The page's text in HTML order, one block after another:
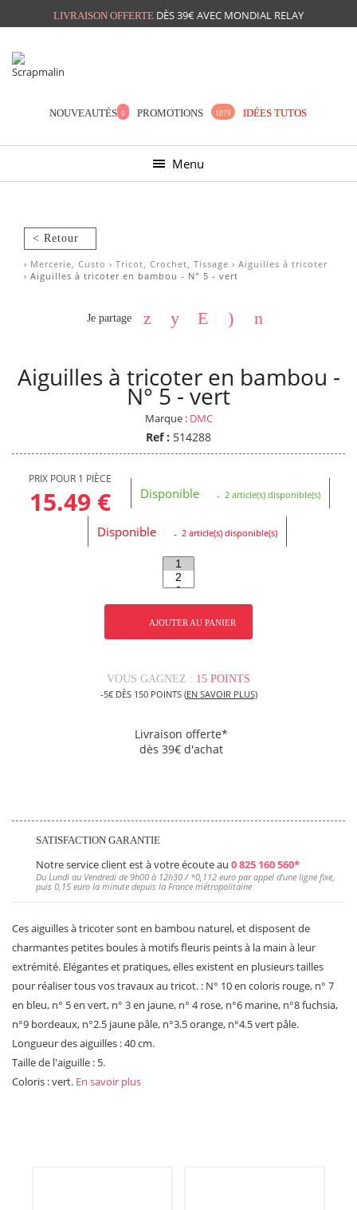
LIVRAISON OFFERTE DÈS 39€ AVEC MONDIAL RELAY
NOUVEAUTÉS 0 PROMOTIONS 1079 IDÉES TUTOS
Menu
< Retour
› Mercerie, Custo › Tricot, Crochet, Tissage › Aiguilles à tricoter
› Aiguilles à tricoter en bambou - N° 5 - vert
Je partage
Aiguilles à tricoter en bambou -
N° 5 - vert
Marque : DMC
Ref : 514288
PRIX POUR 1 PIÈCE
15.49 € Disponible 2 article(s) disponible(s)
Disponible 2 article(s) disponible(s)
AJOUTER AU PANIER
VOUS GAGNEZ : 15 POINTS
-5€ DÈS 150 POINTS (EN SAVOIR PLUS)
Livraison offerte*
dès 39€ d'achat
SATISFACTION GARANTIE
Notre service client est à votre écoute au 0 825 160 560*
Du Lundi au Vendredi de 9h00 à 12h30 / *0,112 euro par appel d’une ligne fixe,
puis 0,15 euro la minute depuis la France métropolitaine
Ces aiguilles à tricoter sont en bambou naturel, et disposent de
charmantes petites boules à motifs fleuris peints à la main à leur
extrémité. Elégantes et pratiques, elles existent en plusieurs tailles
pour réaliser tous vos travaux au tricot. : N° 10 en coloris rouge, n° 7
en bleu, n° 5 en vert, n° 3 en jaune, n° 4 rose, n°6 marine, n°8 fuchsia,
n°9 bordeaux, n°2.5 jaune pâle, n°3.5 orange, n°4.5 vert pâle.
Longueur des aiguilles : 40 cm.
Taille de l'aiguille : 5.
Coloris : vert. En savoir plus